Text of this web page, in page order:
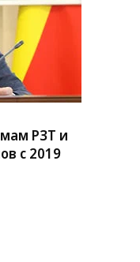
РЗТ и
с 2019